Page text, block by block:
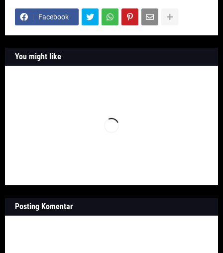
Facebook
You might like
Posting Komentar